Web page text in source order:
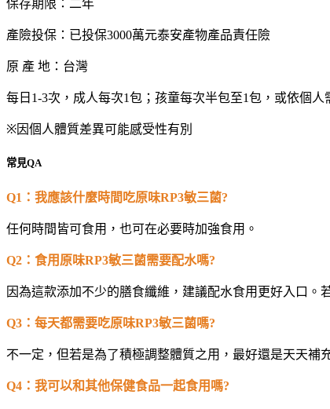
保存期限：二年
產險投保：已投保3000萬元泰安產物產品責任險
原 產 地：台灣
每日1-3次，成人每次1包；孩童每次半包至1包，或依個
※因個人體質差異可能感受性有別
常見QA
Q1 ：我應該什麼時間吃原味RP3敏三菌?
任何時間皆可食用，也可在必要時加強食用。
Q2 ：食用原味RP3敏三菌需要配水嗎?
因為這款添加不少的膳食纖維，建議配水食用更好入口
Q3 ：每天都需要吃原味RP3敏三菌嗎?
不一定，但若是為了積極調整體質之用，最好還是天天補
Q4 ：我可以和其他保健食品一起食用嗎?